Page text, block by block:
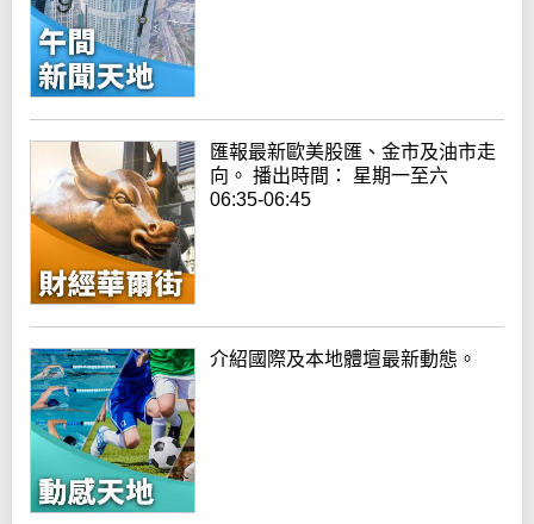
匯報最新歐美股匯、金市及油市走
向。 播出時間： 星期一至六
06:35-06:45
介紹國際及本地體壇最新動態。